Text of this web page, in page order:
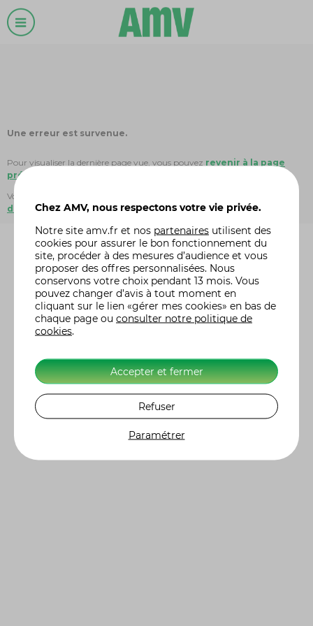
Une erreur est survenue.
Pour visualiser la dernière page vue, vous pouvez revenir à la page
précédente
Vous pouvez également choisir de revenir directement à
d'accueilChez AMV, nous respectons votre vie privée.
Notre site amv.fr et nos partenaires utilisent des
cookies pour assurer le bon fonctionnement du
site, procéder à des mesures d’audience et vous
proposer des offres personnalisées. Nous
conservons votre choix pendant 13 mois. Vous
pouvez changer d’avis à tout moment en
cliquant sur le lien «gérer mes cookies» en bas de
chaque page ou consulter notre politique de
cookies.
Accepter et fermer
Refuser
Paramétrer